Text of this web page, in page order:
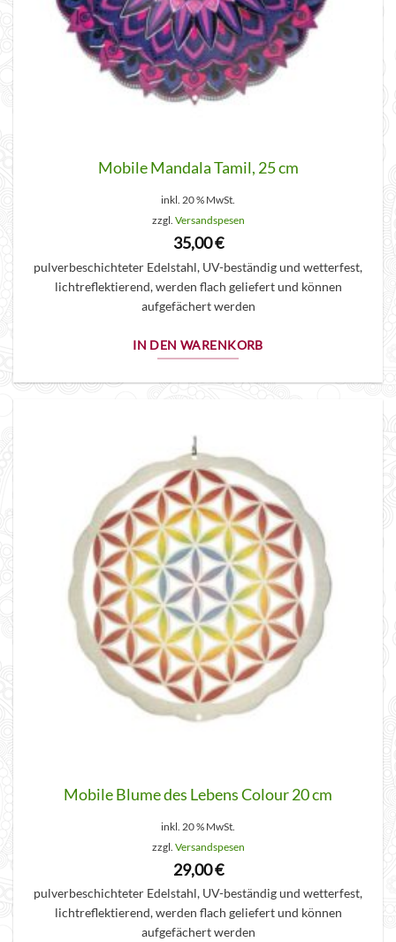
Mobile Mandala Tamil, 25 cm
inkl. 20 % MwSt.
zzgl. Versandspesen
35,00€
pulverbeschichteter Edelstahl, UV-beständig und wetterfest,
lichtreflektierend, werden flach geliefert und können
aufgefächert werden
IN DEN WARENKORB
Mobile Blume des Lebens Colour 20 cm
inkl. 20 % MwSt.
zzgl. Versandspesen
29,00€
pulverbeschichteter Edelstahl, UV-beständig und wetterfest,
lichtreflektierend, werden flach geliefert und können
aufgefächert werden